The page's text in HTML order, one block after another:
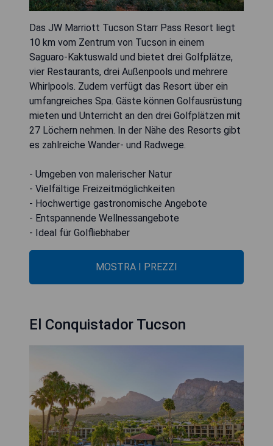
Das JW Marriott Tucson Starr Pass Resort liegt
10 km vom Zentrum von Tucson in einem
Saguaro-Kaktuswald und bietet drei Golfplätze,
vier Restaurants, drei Außenpools und mehrere
Whirlpools. Zudem verfügt das Resort über ein
umfangreiches Spa. Gäste können Golfausrüstung
mieten und Unterricht an den drei Golfplätzen mit
27 Löchern nehmen. In der Nähe des Resorts gibt
es zahlreiche Wander- und Radwege.
- Umgeben von malerischer Natur
- Vielfältige Freizeitmöglichkeiten
- Hochwertige gastronomische Angebote
- Entspannende Wellnessangebote
- Ideal für Golfliebhaber
MOSTRA I PREZZI
El Conquistador Tucson